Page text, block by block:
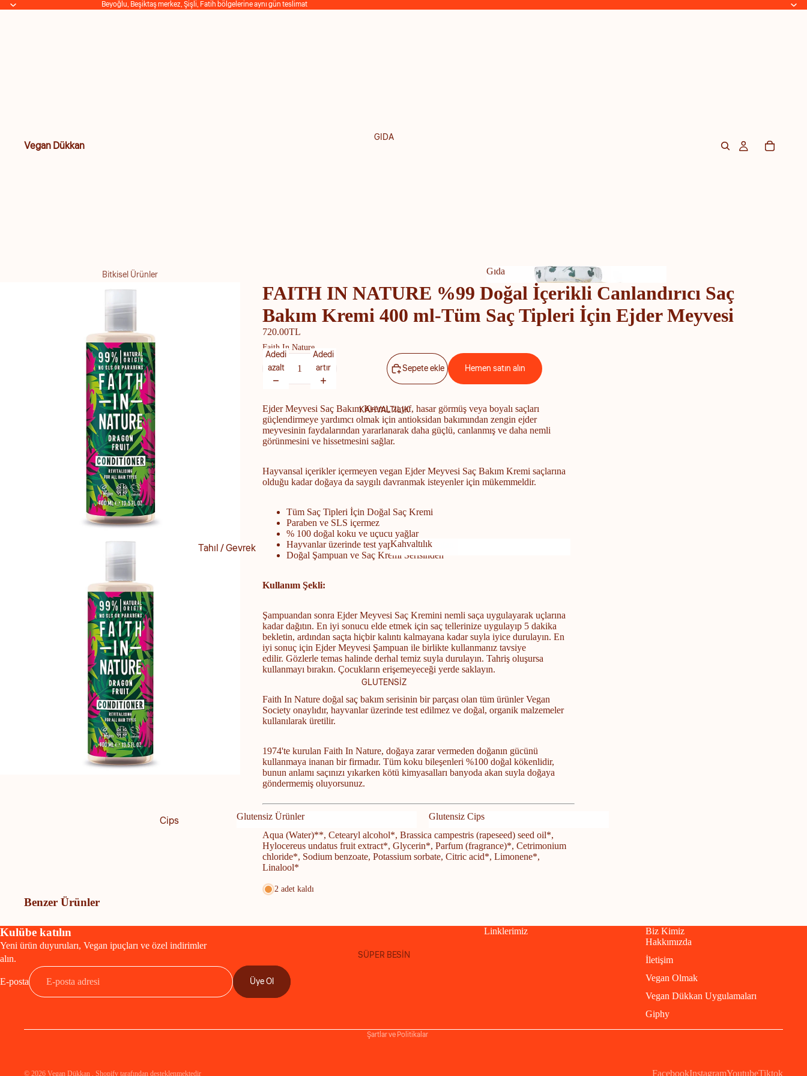
Beyoğlu, Beşiktaş merkez, Şişli, Fatih bölgelerine aynı gün teslimat
Vegan Dükkan
GIDA
Bitkisel Ürünler
Badem Sütü
Hindistan Cevizi Sütü
Soya Sütü
Yulaf Sütü
Şekersiz Süt
Bitkisel Krema
Et / Tofu / Tempeh
Kebap
Köfte
Schnitzel
Sucuk / Salam / Pastırma
Kıyma
Tofu
Cheddar
Kaju Peyniri
Mozzarella
Dilimli Peynir
Krem Peynir
Mayonez
Tereyağı
Yoğurt
Bitkisel Yağ / Zeytin
Hindistan Cevizi Yağı
Turşu
Bakliyat
Gıda
Gıda
KAHVALTILIK
Tahıl / Gevrek
Kahvaltılık
GLUTENSİZ
Cips
Glutensiz Ürünler
Glutensiz Ürünler
Glutensiz Cips
Glutensiz Cips
SÜPER BESİN
FAITH IN NATURE %99 Doğal İçerikli Canlandırıcı Saç
Bakım Kremi 400 ml-Tüm Saç Tipleri İçin Ejder Meyvesi
720.00TL
Faith In Nature
Adedi
azalt
Adedi
artır
Sepete ekle Hemen satın alın
Ejder Meyvesi Saç Bakım Kremi, zayıf, hasar görmüş veya boyalı saçları
güçlendirmeye yardımcı olmak için antioksidan bakımından zengin ejder
meyvesinin faydalarından yararlanarak daha güçlü, canlanmış ve daha nemli
görünmesini ve hissetmesini sağlar.
Hayvansal içerikler içermeyen vegan Ejder Meyvesi Saç Bakım Kremi saçlarına
olduğu kadar doğaya da saygılı davranmak isteyenler için mükemmeldir.
Tüm Saç Tipleri İçin Doğal Saç Kremi
Paraben ve SLS içermez
% 100 doğal koku ve uçucu yağlar
Hayvanlar üzerinde test yapmayan ve vegan
Doğal Şampuan ve Saç Kremi Serisinden
Kullanım Şekli:
Şampuandan sonra Ejder Meyvesi Saç Kremini nemli saça uygulayarak uçlarına
kadar dağıtın. En iyi sonucu elde etmek için saç tellerinize uygulayıp 5 dakika
bekletin, ardından saçta hiçbir kalıntı kalmayana kadar suyla iyice durulayın. En
iyi sonuç için Ejder Meyvesi Şampuan ile birlikte kullanmanız tavsiye
edilir.Gözlerle temas halinde derhal temiz suyla durulayın. Tahriş oluşursa
kullanmayı bırakın. Çocukların erişemeyeceği yerde saklayın.
Faith In Nature doğal saç bakım serisinin bir parçası olan tüm ürünler Vegan
Society onaylıdır, hayvanlar üzerinde test edilmez ve doğal, organik malzemeler
kullanılarak üretilir.
1974'te kurulan Faith In Nature, doğaya zarar vermeden doğanın gücünü
kullanmaya inanan bir firmadır. Tüm koku bileşenleri %100 doğal kökenlidir,
bunun anlamı saçınızı yıkarken kötü kimyasalları banyoda akan suyla doğaya
göndermemiş oluyorsunuz.
Malzemeler
Aqua (Water)**, Cetearyl alcohol*, Brassica campestris (rapeseed) seed oil*,
Hylocereus undatus fruit extract*, Glycerin*, Parfum (fragrance)*, Cetrimonium
chloride*, Sodium benzoate, Potassium sorbate, Citric acid*, Limonene*,
Linalool*
2 adet kaldı
Benzer Ürünler
Kulübe katılın
Yeni ürün duyuruları, Vegan ipuçları ve özel indirimler
alın.
E-posta Üye Ol
Linklerimiz
Biz Kimiz
Hakkımızda
İletişim
Vegan Olmak
Vegan Dükkan Uygulamaları
Giphy
© 2026 Vegan Dükkan , Shopify tarafından desteklenmektedir
Şartlar ve Politikalar
FacebookInstagramYoutubeTiktok